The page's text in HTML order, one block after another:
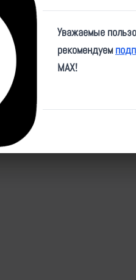
Уважаемые
рекомендуем
MAX!